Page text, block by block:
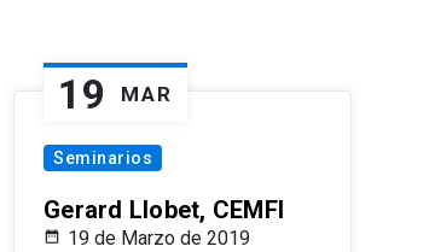
19 MAR
Seminarios
Gerard Llobet, CEMFI
19 de Marzo de 2019